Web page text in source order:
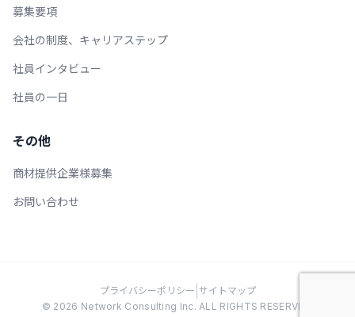
募集要項
会社の制度、キャリアステップ
社員インタビュー
社員の一日
その他
商材提供企業様募集
お問い合わせ
プライバシーポリシー サイトマップ
© 2026 Network Consulting Inc. ALL RIGHTS RESERVED.